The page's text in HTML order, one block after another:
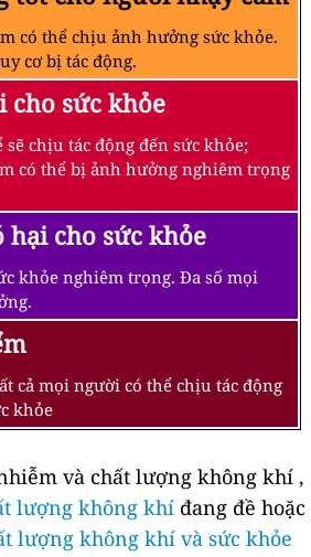
có thể chịu ảnh hưởng sức khỏe.
cơ bị tác động.
cho sức khỏe
chịu tác động đến sức khỏe;
có thể bị ảnh hưởng nghiêm trọng
hại cho sức khỏe
khỏe nghiêm trọng. Đa số mọi
cả mọi người có thể chịu tác động
khỏe
và chất lượng không khí ,
lượng không khíđang đề hoặc
lượng không khí và sức khỏe